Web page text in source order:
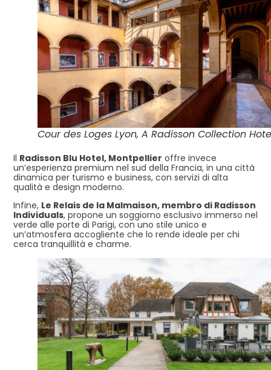
Cour des Loges Lyon, A Radisson Collection
Il Radisson Blu Hotel, Montpellier offre invece
un’esperienza premium nel sud della Francia, in una città
dinamica per turismo e business, con servizi di alta
qualità e design moderno.
Infine, Le Relais de la Malmaison, membro di Radisson
Individuals, propone un soggiorno esclusivo immerso nel
verde alle porte di Parigi, con uno stile unico e
un’atmosfera accogliente che lo rende ideale per chi
cerca tranquillità e charme.